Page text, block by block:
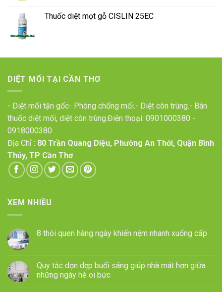
Thuốc diệt mọt gỗ CISLIN 25EC
DIỆT MỐI TẠI CẦN THƠ
- Diệt mối tận gốc- Phòng chống mối.- Diệt côn trùng.- Bán
thuốc diệt mối, diệt côn trùng.Điện thoại: 0901000380 -
0918000380
Địa Chỉ : 80 Trần Quang Diệu, Phường An Thới, Quận Bình
Thủy, TP Cần Thơ
XEM NHIỀU
8 thói quen hàng ngày khiến nệm nhanh xuống cấp
Quy tắc dọn dẹp buổi sáng giúp nhà mát hơn giữa
những ngày hè oi bức